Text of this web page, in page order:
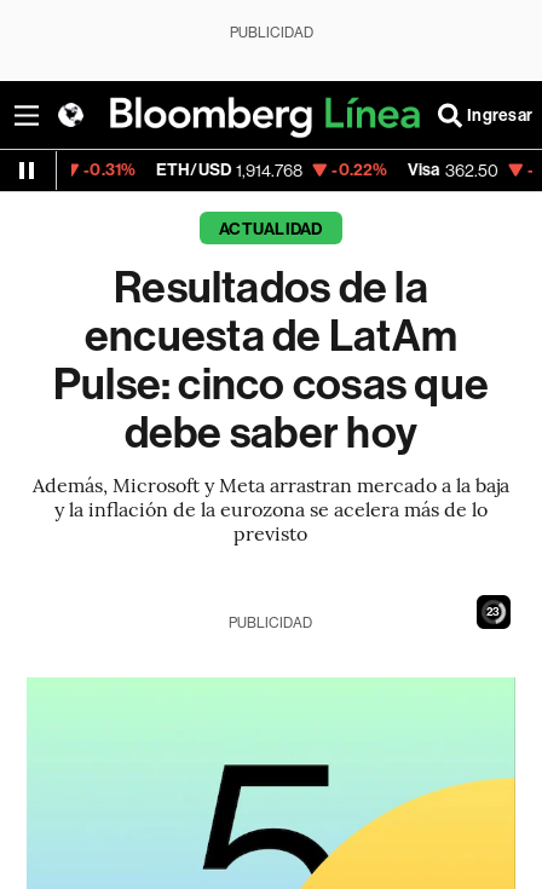
PUBLICIDAD
Ingresar
ETH/USD 1,914.768 -0.22% Visa 362.50 -2.15%
ACTUALIDAD
Resultados de la
encuesta de LatAm
Pulse: cinco cosas que
debe saber hoy
Además, Microsoft y Meta arrastran mercado a la baja
y la inflación de la eurozona se acelera más de lo
previsto
22
PUBLICIDAD